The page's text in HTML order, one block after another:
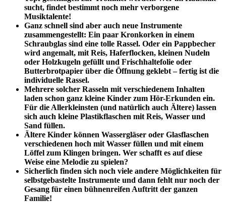
sucht, findet bestimmt noch mehr verborgene
Musiktalente!
Ganz schnell sind aber auch neue Instrumente
zusammengestellt: Ein paar Kronkorken in einem
Schraubglas sind eine tolle Rassel. Oder ein Pappbecher
wird angemalt, mit Reis, Haferflocken, kleinen Nudeln
oder Holzkugeln gefüllt und Frischhaltefolie oder
Butterbrotpapier über die Öffnung geklebt – fertig ist die
individuelle Rassel.
Mehrere solcher Rasseln mit verschiedenem Inhalten
laden schon ganz kleine Kinder zum Hör-Erkunden ein.
Für die Allerkleinsten (und natürlich auch Ältere) lassen
sich auch kleine Plastikflaschen mit Reis, Wasser und
Sand füllen.
Ältere Kinder können Wassergläser oder Glasflaschen
verschiedenen hoch mit Wasser füllen und mit einem
Löffel zum Klingen bringen. Wer schafft es auf diese
Weise eine Melodie zu spielen?
Sicherlich finden sich noch viele andere Möglichkeiten für
selbstgebastelte Instrumente und dann fehlt nur noch der
Gesang für einen bühnenreifen Auftritt der ganzen
Familie!